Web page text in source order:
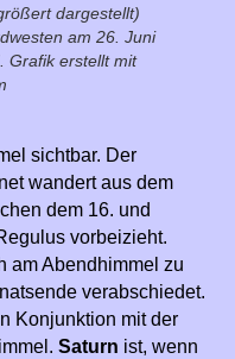
dargestellt)
am 26. Juni
Grafik erstellt mit
sichtbar. Der
wandert aus dem
dem 16. und
vorbeizieht.
am Abendhimmel zu
verabschiedet.
Konjunktion mit der
Saturn ist, wenn